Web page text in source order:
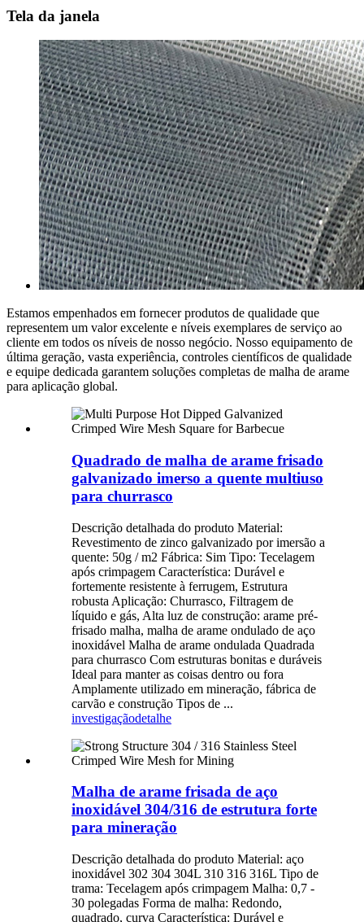
Tela da janela
Estamos empenhados em fornecer produtos de qualidade que
representem um valor excelente e níveis exemplares de serviço ao
cliente em todos os níveis de nosso negócio. Nosso equipamento de
última geração, vasta experiência, controles científicos de qualidade
e equipe dedicada garantem soluções completas de malha de arame
para aplicação global.
Quadrado de malha de arame frisado
galvanizado imerso a quente multiuso
para churrasco
Descrição detalhada do produto Material:
Revestimento de zinco galvanizado por imersão a
quente: 50g / m2 Fábrica: Sim Tipo: Tecelagem
após crimpagem Característica: Durável e
fortemente resistente à ferrugem, Estrutura
robusta Aplicação: Churrasco, Filtragem de
líquido e gás, Alta luz de construção: arame pré-
frisado malha, malha de arame ondulado de aço
inoxidável Malha de arame ondulada Quadrada
para churrasco Com estruturas bonitas e duráveis ​​
Ideal para manter as coisas dentro ou fora
Amplamente utilizado em mineração, fábrica de
carvão e construção Tipos de ...
investigaçãodetalhe
Malha de arame frisada de aço
inoxidável 304/316 de estrutura forte
para mineração
Descrição detalhada do produto Material: aço
inoxidável 302 304 304L 310 316 316L Tipo de
trama: Tecelagem após crimpagem Malha: 0,7 -
30 polegadas Forma de malha: Redondo,
quadrado, curva Característica: Durável e